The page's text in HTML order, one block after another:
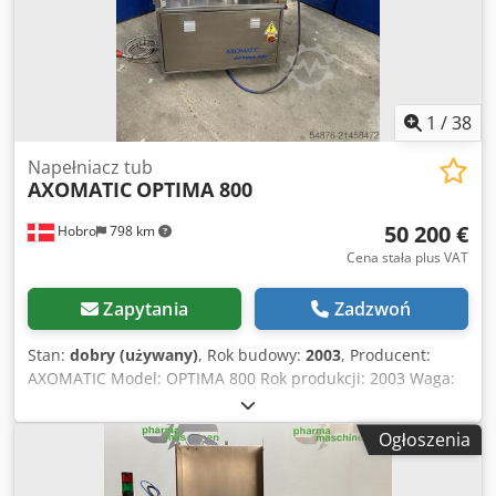
1 /38
Hobro 798 km
Napełniacz tub
AXOMATIC OPTIMA 800
50 200 €
Cena stała plus VAT
Zapytania Zadzwoń
Stan: dobry (używany), Rok budowy: 2003, Producent:
AXOMATIC Model: OPTIMA 800 Rok produkcji: 2003 Waga:
700 kg Wymiary: (D x S x W) 2,20 x 1,10 x 2,10 m Opis
produktu: Automatyczna tubiarka-zgrzewarka z
dozownikiem objętościowym do produktów płynnych,
lepkich, gęstych oraz past. Wyposażenie: - Automatyczne
Ogłoszenia